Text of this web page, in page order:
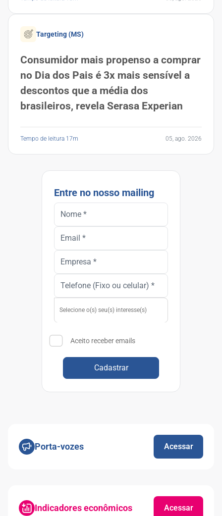
Targeting (MS)
Consumidor mais propenso a comprar
no Dia dos Pais é 3x mais sensível a
descontos que a média dos
brasileiros, revela Serasa Experian
Tempo de leitura 17m 05, ago. 2026
Entre no nosso mailing
Aceito receber emails
Cadastrar
Porta-vozes Acessar
Indicadores econômicos Acessar